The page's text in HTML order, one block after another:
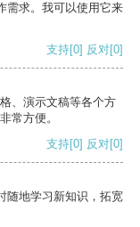
需求。我可以使用它来
支持[0] 反对[0]
、演示文稿等各个方
常方便。
支持[0] 反对[0]
随地学习新知识，拓宽